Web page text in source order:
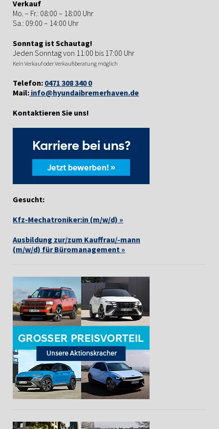
Verkauf
Mo. – Fr.: 08:00 – 18:00 Uhr
Sa.: 09:00 – 14:00 Uhr
Sonntag ist Schautag!
Jeden Sonntag von 11:00 bis 17:00 Uhr
Kein Verkauf oder Verkaufsberatung möglich
Telefon: 0471 308 340 0
Mail: info@hyundaibremerhaven.de
Kontaktieren Sie uns!
Gesucht:
Kfz-Mechatroniker:in (m/w/d) »
Ausbildung zur/zum Kauffrau/-mann
(m/w/d) für Büromanagement »